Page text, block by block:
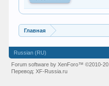
Главная
Russian (RU)
Forum software by XenForo™©2010-
Перевод:XF-Russia.ru